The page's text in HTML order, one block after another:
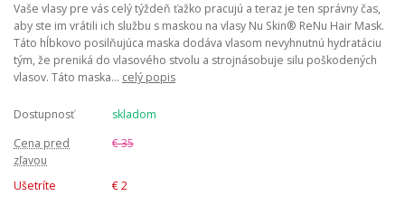
Vaše vlasy pre vás celý týždeň ťažko pracujú a teraz je ten správny čas,
aby ste im vrátili ich službu s maskou na vlasy Nu Skin® ReNu Hair Mask.
Táto hĺbkovo posilňujúca maska dodáva vlasom nevyhnutnú hydratáciu
tým, že preniká do vlasového stvolu a strojnásobuje silu poškodených
vlasov. Táto maska... celý popis
Dostupnosť
skladom
Cena pred
zľavou
€ 35
Ušetríte € 2